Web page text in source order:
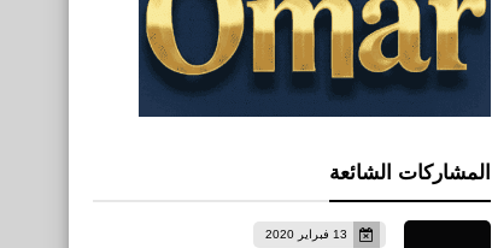
المشاركات الشائعة
13 فبراير 2020